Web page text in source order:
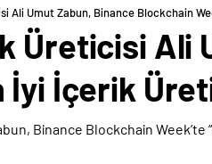
Umut Zabun, Binance Blockchain
Üreticisi Ali
İyi İçerik